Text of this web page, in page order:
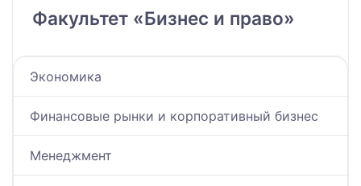
Факультет «Бизнес и право»
Экономика
Финансовые рынки и корпоративный бизнес
Менеджмент